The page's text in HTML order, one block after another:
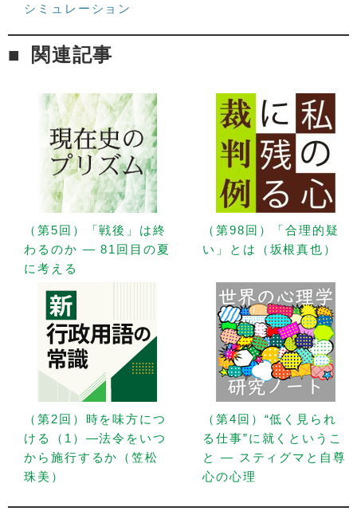
シミュレーション
関連記事
（第5回）「戦後」は終
わるのか — 81回目の夏
に考える
（第98回）「合理的疑
い」とは（坂根真也）
（第2回）時を味方につ
ける（1）—法令をいつ
から施行するか（笠松
珠美）
（第4回）“低く見られ
る仕事”に就くというこ
と — スティグマと自尊
心の心理